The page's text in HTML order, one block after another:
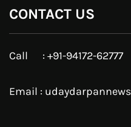
Like Us On
Follow Us On